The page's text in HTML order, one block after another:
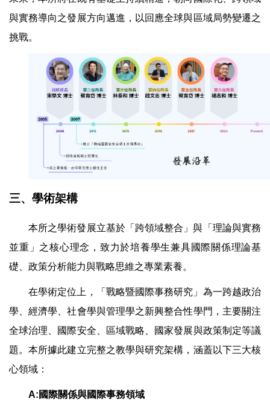
與實務導向之發展方向邁進，以回應全球與區域局勢變遷之
挑戰。
三、學術架構
本所之學術發展立基於「跨領域整合」與「理論與實務
並重」之核心理念，致力於培養學生兼具國際關係理論基
礎、政策分析能力與戰略思維之專業素養。
在學術定位上，「戰略暨國際事務研究」為一跨越政治
學、經濟學、社會學與管理學之新興整合性學門，主要關注
全球治理、國際安全、區域戰略、國家發展與政策制定等議
題。本所據此建立完整之教學與研究架構，涵蓋以下三大核
心領域：
A: 國際關係與國際事務領域